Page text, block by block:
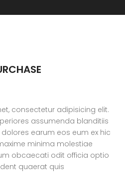
consectetur adipisicing elit.
assumenda blanditiis
earum eos eum ex hic
minima molestiae
obcaecati odit officia optio
quaerat quis